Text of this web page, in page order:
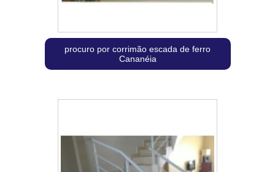
procuro por corrimão escada de ferro
Cananéia